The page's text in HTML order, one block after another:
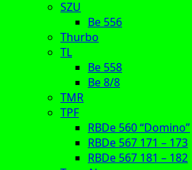
SZU
Be 556
Thurbo
TL
Be 558
Be 8/8
TMR
TPF
RBDe 560 “Domino”
RBDe 567 171 – 173
RBDe 567 181 – 182